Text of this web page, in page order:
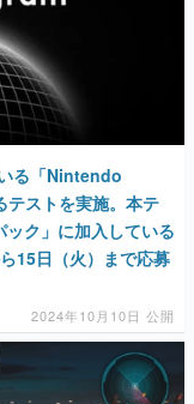
る「Nintendo
ストを実施。本テ
ク」に加入している
15日（火）まで応募
2024年10月10日 公開